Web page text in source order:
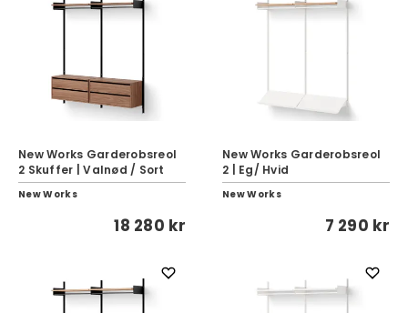
New Works Garderobsreol
2 Skuffer | Valnød / Sort
New Works
18 280 kr
New Works Garderobsreol
2 | Eg/ Hvid
New Works
7 290 kr